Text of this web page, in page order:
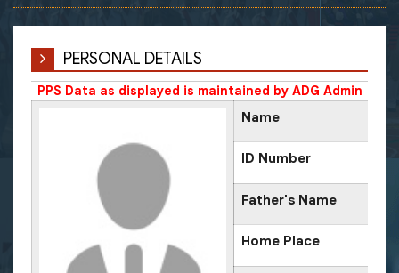
PERSONAL DETAILS
PPS Data as displayed is maintained by ADG Admin
Name
ID Number
Father's Name
Home Place